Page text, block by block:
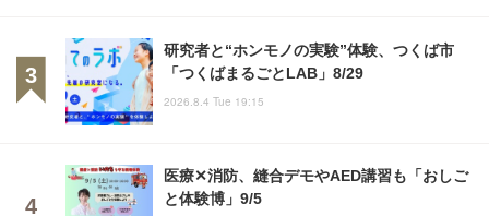
研究者と“ホンモノの実験”体験、つくば市
「つくばまるごとLAB」8/29
2026.8.4 Tue 19:15
医療✕消防、縫合デモやAED講習も「おしご
と体験博」9/5